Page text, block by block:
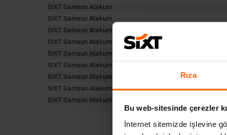
Rıza
Bu web-sitesinde çerezler
İnternet sitemizde işlevine
SIXT Samsun Atakum
SIXT Samsun Atakum
SIXT Samsun Atakum
SIXT Samsun Atakum
SIXT Samsun Atakum
SIXT Samsun Atakum
SIXT Samsun Atakum
SIXT Samsun Atakum
SIXT Samsun Atakum